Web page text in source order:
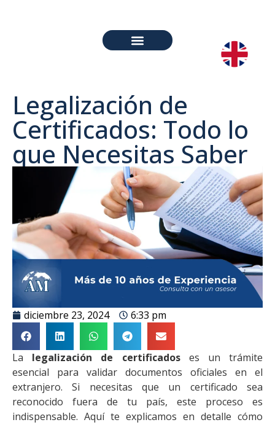
Legalización de
Certificados: Todo lo
que Necesitas Saber
diciembre 23, 2024 6:33 pm
La legalización de certificadoses un trámite
esencial para validar documentos oficiales en el
extranjero. Si necesitas que un certificado sea
reconocido fuera de tu país, este proceso es
indispensable. Aquí te explicamos en detalle cómo